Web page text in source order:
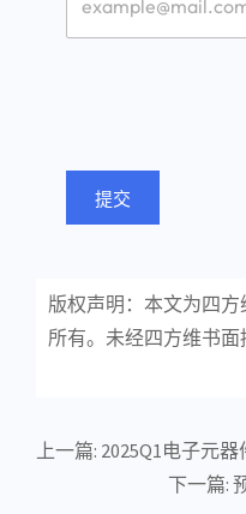
提交
版权声明：本文为四
所有。未经四方维书
上一篇: 2025Q1电子元
下一篇: